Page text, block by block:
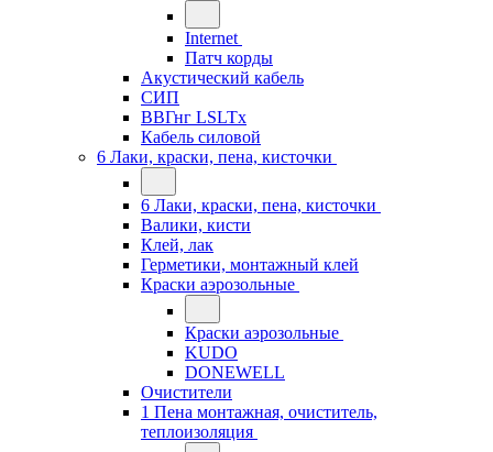
Internet
Патч корды
Акустический кабель
СИП
ВВГнг LSLTx
Кабель силовой
6 Лаки, краски, пена, кисточки
6 Лаки, краски, пена, кисточки
Валики, кисти
Клей, лак
Герметики, монтажный клей
Краски аэрозольные
Краски аэрозольные
KUDO
DONEWELL
Очистители
1 Пена монтажная, очиститель,
теплоизоляция